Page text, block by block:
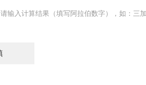
请输入计算结果（填写阿拉伯数字），如：三